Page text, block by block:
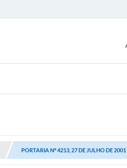
PORTARIA Nº 4213, 27 DE JULHO DE 2001